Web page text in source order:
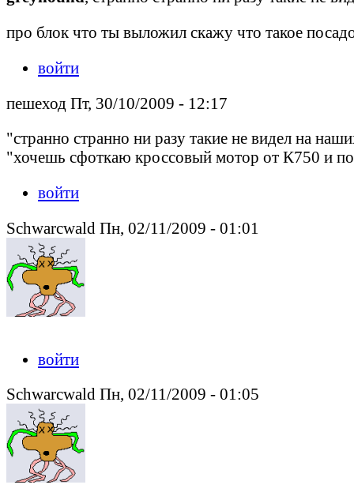
про блок что ты выложил скажу что такое
войти
пешеход Пт, 30/10/2009 - 12:17
"странно странно ни разу такие не видел на
"хочешь сфоткаю кроссовый мотор от К750 и
войти
Schwarcwald Пн, 02/11/2009 - 01:01
войти
Schwarcwald Пн, 02/11/2009 - 01:05